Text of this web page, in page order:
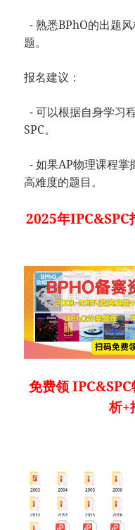
- 熟悉BPhO的出题
题。
报名建议：
- 可以根据自身学习
SPC。
- 如果AP物理课程掌
高难度的题目。
2025年IPC&SPC
免费领
析+